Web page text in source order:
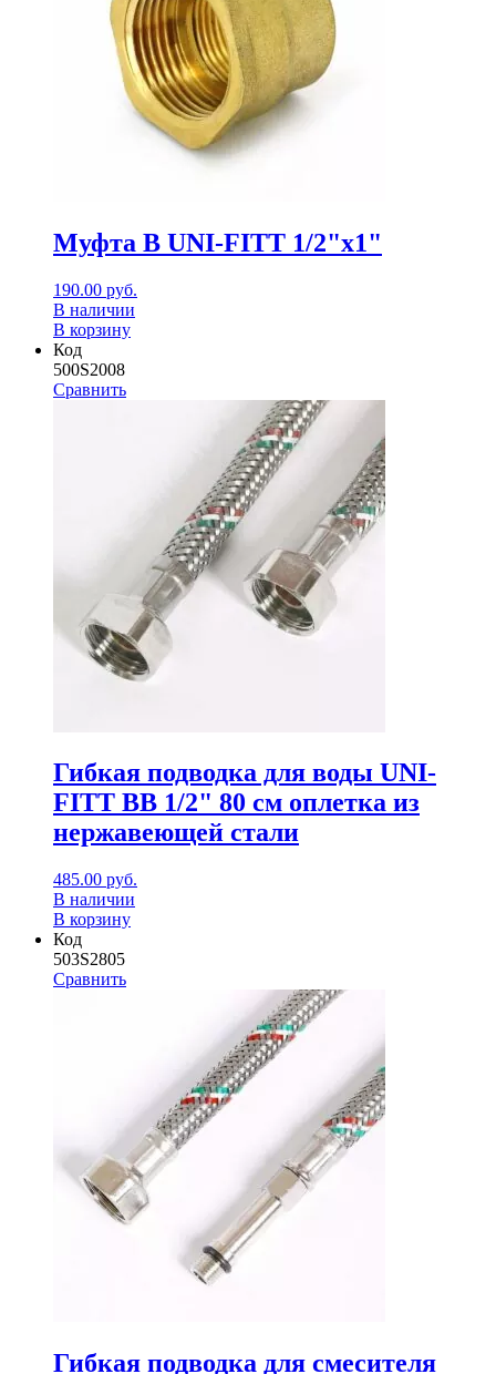
Муфта В UNI-FITT 1/2"x1"
190.00 руб.
В наличии
В корзину
Код
500S2008
Сравнить
Гибкая подводка для воды UNI-
FITT ВВ 1/2" 80 см оплетка из
нержавеющей стали
485.00 руб.
В наличии
В корзину
Код
503S2805
Сравнить
Гибкая подводка для смесителя